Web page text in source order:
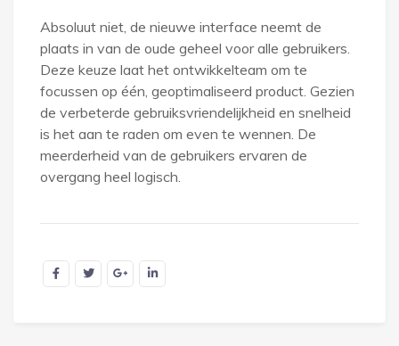
Absoluut niet, de nieuwe interface neemt de
plaats in van de oude geheel voor alle gebruikers.
Deze keuze laat het ontwikkelteam om te
focussen op één, geoptimaliseerd product. Gezien
de verbeterde gebruiksvriendelijkheid en snelheid
is het aan te raden om even te wennen. De
meerderheid van de gebruikers ervaren de
overgang heel logisch.